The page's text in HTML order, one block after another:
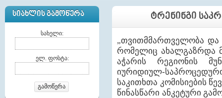
აჭარის რეგიონში პირველი
ამაგ-ი (LAG) - აქტიურ
მოქალაქეთა ადგილობრივი
გაერთიანება ჩამოყალიბდა
ᲢᲠᲔᲜᲘᲜᲒᲘ
„თვითმმართველობა და
რომელიც ახალგაზრდა
აჭარის რეგიონის
იურიდიულ-
საკითხთა კომისიების
წინასწარი ანკეტური
ᲡᲘᲐᲮᲚᲘᲡ ᲒᲐᲛᲝᲬᲔᲠᲐ
სახელი:
ელ. ფოსტა:
გამოწერა